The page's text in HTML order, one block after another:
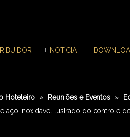
NOTÍCIA
Hoteleiro » Reuniões e Eventos »
aço inoxidável lustrado do controle